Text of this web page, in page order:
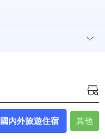
國內外旅遊住宿 其他